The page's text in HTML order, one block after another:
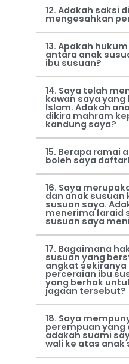
12. Adakah saksi
mengesahkan
13. Apakah
antara anak
ibu susuan?
14. Saya telah
kawan saya
Islam. Adakah
dikira mahram
kandung saya?
15. Berapa ramai
boleh saya
16. Saya
dan anak susuan
susuan saya.
menerima faraid
susuan saya
17. Bagaimana
susuan yang
angkat sekiranya
perceraian ibu
yang berhak
jagaan tersebut?
18. Saya
perempuan yang
adakah suami
wali ke atas anak